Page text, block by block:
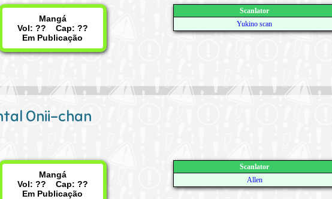
Mangá
Vol: ?? Cap: ??
Em Publicação
Scanlator
Yukino scan
Onii-chan
Mangá
Vol: ?? Cap: ??
Em Publicação
Scanlator
Allen